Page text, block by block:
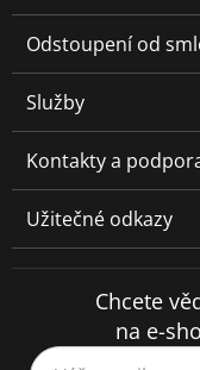
Odstoupení od
Služby
Kontakty a
Užitečné odkazy
Chcete
na e-
Váš e-mail